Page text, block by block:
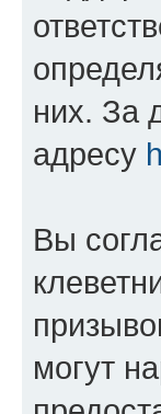
них. За
адресу
Вы
могут